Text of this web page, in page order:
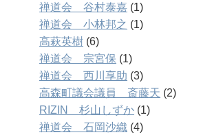
禅道会 谷村泰嘉 (1)
禅道会 小林邦之 (1)
高萩英樹 (6)
禅道会 宗宮保 (1)
禅道会 西川享助 (3)
高森町議会議員 斎藤天 (2)
RIZIN 杉山しずか (1)
禅道会 石岡沙織 (4)